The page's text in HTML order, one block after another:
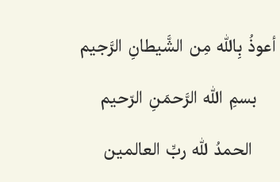
أعوذُ بِالله مِن الشَّیطانِ الرَّجیم
بسمِ الله الرَّحمَنِ الرّحیم
الحمدُ لله ربِّ العالمین